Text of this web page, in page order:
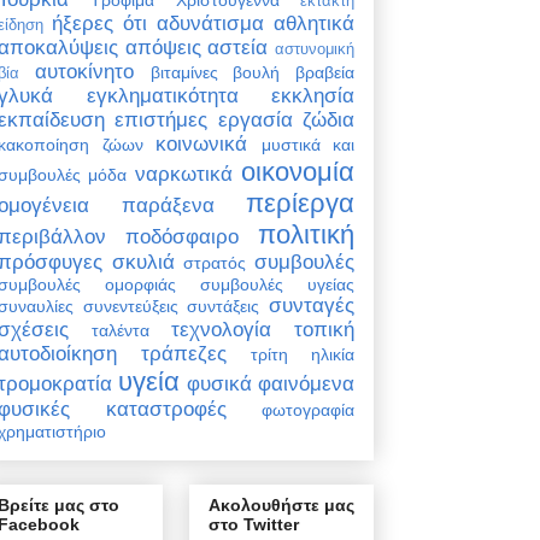
ήξερες ότι αδυνάτισμα αθλητικά
απόψεις αστεία αστυνομική
βία
αυτοκίνητο βιταμίνες βουλή βραβεία
εγκληματικότητα
εκκλησία
επιστήμες εργασία ζώδια
κακοποίηση ζώων κοινωνικά
μυστικά και
μόδα ναρκωτικά οικονομία
παράξενα περίεργα
ποδόσφαιρο πολιτική
σκυλιά στρατός συμβουλές
ομορφιάς
συμβουλές υγείας
συνεντεύξεις συντάξεις συνταγές
ταλέντα τεχνολογία
τοπική
τράπεζες τρίτη ηλικία
υγεία φυσικά φαινόμενα
καταστροφές
φωτογραφία
Βρείτε μας στο
Facebook
Ακολουθήστε μας
στο Twitter